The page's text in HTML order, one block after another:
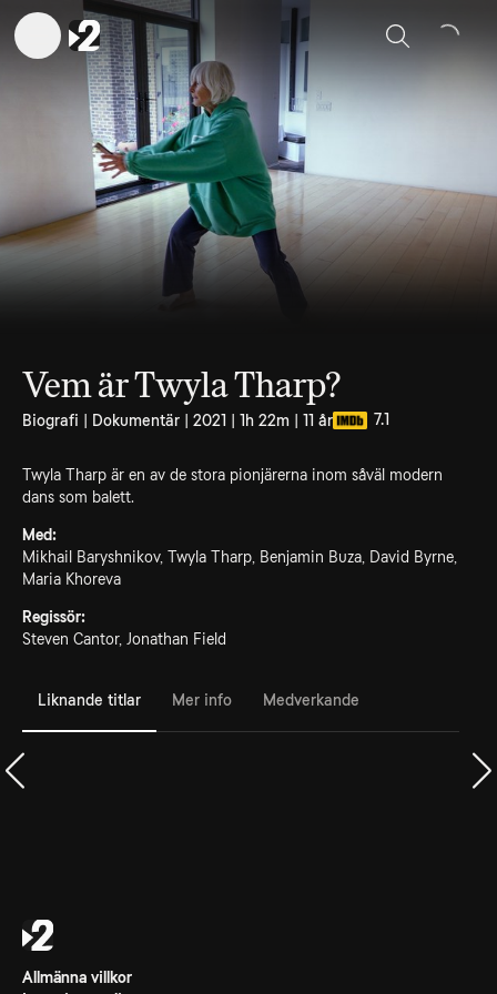
Sök
Vem är Twyla Tharp?
Biografi | Dokumentär | 2021 | 1h 22m | 11 år 7.1
Twyla Tharp är en av de stora pionjärerna inom såväl modern
dans som balett.
Med:
Mikhail Baryshnikov, Twyla Tharp, Benjamin Buza, David Byrne,
Maria Khoreva
Regissör:
Steven Cantor, Jonathan Field
Liknande titlar Mer info Medverkande
Allmänna villkor